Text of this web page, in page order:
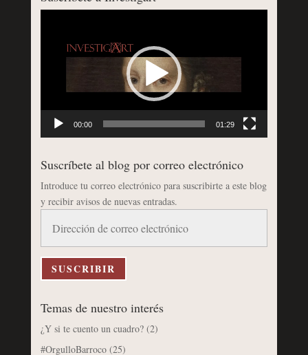
00:00 01:29
Suscríbete al blog por correo electrónico
Introduce tu correo electrónico para suscribirte a este blog
y recibir avisos de nuevas entradas.
correo
electrónico
SUSCRIBIR
Temas de nuestro interés
¿Y si te cuento un cuadro?(2)
#OrgulloBarroco(25)